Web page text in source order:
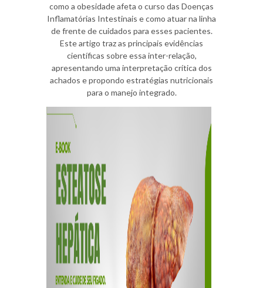
como a obesidade afeta o curso das Doenças
Inflamatórias Intestinais e como atuar na linha
de frente de cuidados para esses pacientes.
Este artigo traz as principais evidências
científicas sobre essa inter-relação,
apresentando uma interpretação crítica dos
achados e propondo estratégias nutricionais
para o manejo integrado.